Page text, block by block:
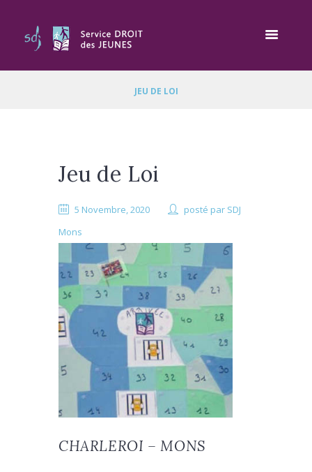
JEU DE LOI
Jeu de Loi
5 Novembre, 2020 posté par SDJ
Mons
CHARLEROI – MONS